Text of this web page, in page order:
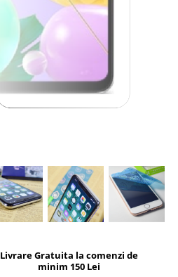
Livrare Gratuita la comenzi de
minim 150 Lei